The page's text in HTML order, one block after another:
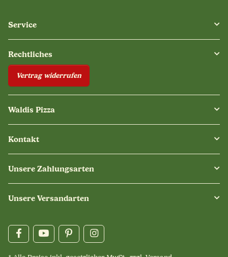
Service
Rechtliches
Vertrag widerrufen
Waldis Pizza
Kontakt
Unsere Zahlungsarten
Unsere Versandarten